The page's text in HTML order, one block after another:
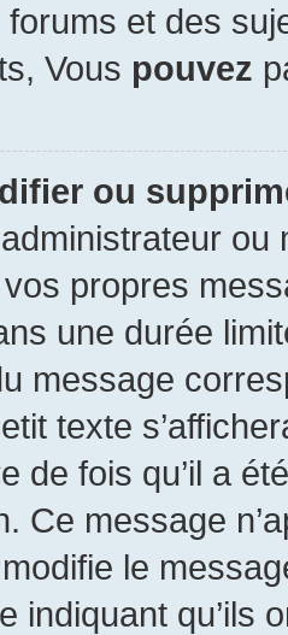
et des
Vous pouvez
ou
propres
une durée
message
texte
de fois qu’il a
Ce message
le
indiquant qu’ils